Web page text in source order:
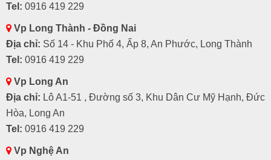
Tel: 0916 419 229
Vp Long Thành - Đồng Nai
Địa chỉ: Số 14 - Khu Phố 4, Ấp 8, An Phước, Long Thành
Tel: 0916 419 229
Vp Long An
Địa chỉ: Lô A1-51 , Đường số 3, Khu Dân Cư Mỹ Hạnh, Đức
Hòa, Long An
Tel: 0916 419 229
Vp Nghệ An